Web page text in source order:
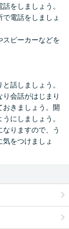
る」または「ア
た電話番号の電話
算されます。
申し込む」「購
者から登録した電
、通話を開始し
をしましょう。
電話をしましょ
ピーカーなどを
話しましょう。
会話がはじまり
おきましょう。開
にしましょう。
りますので、う
をつけましょ